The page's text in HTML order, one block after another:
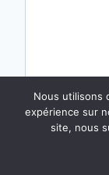
Nous utilisons
expérience sur
site, nous